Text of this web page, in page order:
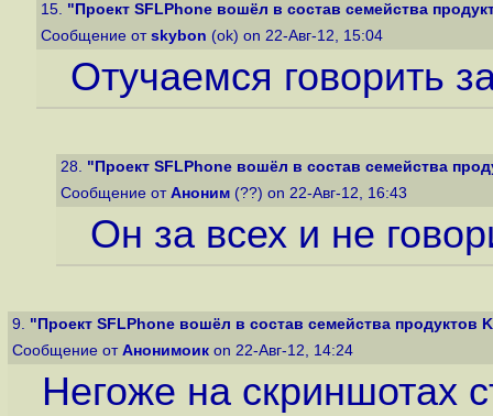
15. "Проект SFLPhone вошёл в состав семейства
Сообщение от skybon (ok) on 22-Авг-12, 15:04
Отучаемся говорить
28. "Проект SFLPhone вошёл в состав семейства
Сообщение от Аноним (??) on 22-Авг-12, 16:43
Он за всех и не
9. "Проект SFLPhone вошёл в состав семейства продуктов
Сообщение от Анонимоик on 22-Авг-12, 14:24
Негоже на скриншотах